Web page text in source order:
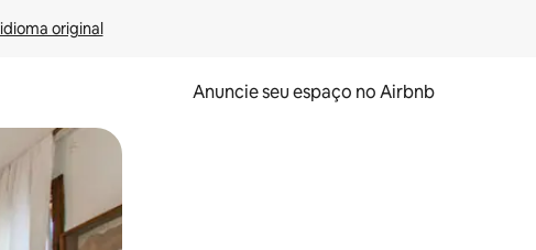
original
Anuncie seu espaço no Airbnb